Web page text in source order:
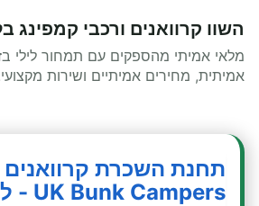
השוו קרוואנים ורכבי קמפינג
מלאי אמיתי מהספקים עם תמחור לילי
אמיתית, מחירים אמיתיים ושירות
UK Bunk Campers - לונדון